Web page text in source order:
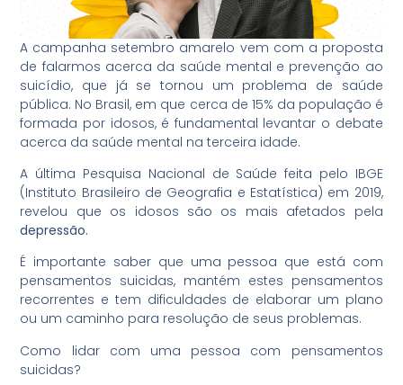
A campanha setembro amarelo vem com a proposta
de falarmos acerca da saúde mental e prevenção ao
suicídio, que já se tornou um problema de saúde
pública. No Brasil, em que cerca de 15% da população é
formada por idosos, é fundamental levantar o debate
acerca da saúde mental na terceira idade.
A última Pesquisa Nacional de Saúde feita pelo IBGE
(Instituto Brasileiro de Geografia e Estatística) em 2019,
revelou que os idosos são os mais afetados pela
depressão.
É importante saber que uma pessoa que está com
pensamentos suicidas, mantém estes pensamentos
recorrentes e tem dificuldades de elaborar um plano
ou um caminho para resolução de seus problemas.
Como lidar com uma pessoa com pensamentos
suicidas?